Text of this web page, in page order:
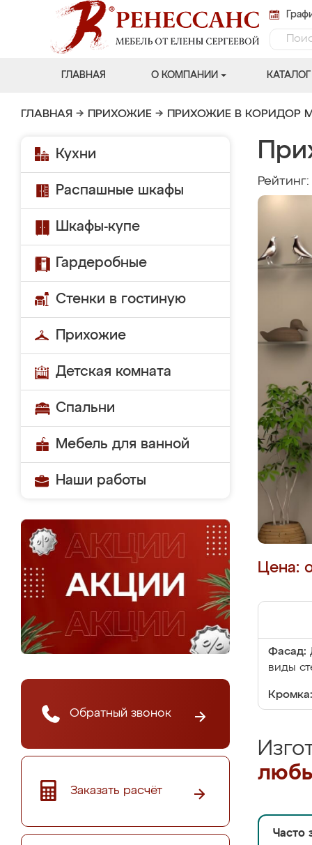
ГЛАВНАЯ О КОМПАНИИ КАТАЛОГ
ГЛАВНАЯ → ПРИХОЖИЕ → ПРИХОЖИЕ В КОРИДОР
Кухни
Распашные шкафы
Шкафы-купе
Гардеробные
Стенки в гостиную
Прихожие
Детская комната
Спальни
Мебель для ванной
Наши работы
Обратный звонок
Заказать расчёт
Рейтинг:
Цена:
Фасад:
виды
Кромка:
Часто